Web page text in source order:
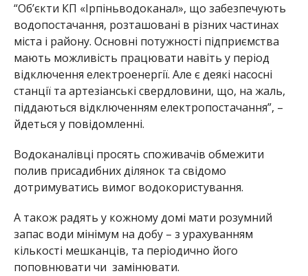
“Об’єкти КП «Ірпіньводоканал», що забезпечують
водопостачання, розташовані в різних частинах
міста і району. Основні потужності підприємства
мають можливість працювати навіть у період
відключення електроенергії. Але є деякі насосні
станції та артезіанські свердловини, що, на жаль,
піддаються відключенням електропостачання”, –
йдеться у повідомленні.
Водоканалівці просять споживачів обмежити
полив присадибних ділянок та свідомо
дотримуватись вимог водокористування.
А також радять у кожному домі мати розумний
запас води мінімум на добу – з урахуванням
кількості мешканців, та періодично його
поповнювати чи замінювати.